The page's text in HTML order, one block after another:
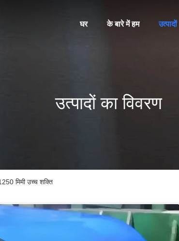
घर के बारे में हम उत्पादों
उत्पादों का विवरण
मिमी उच्च शक्ति